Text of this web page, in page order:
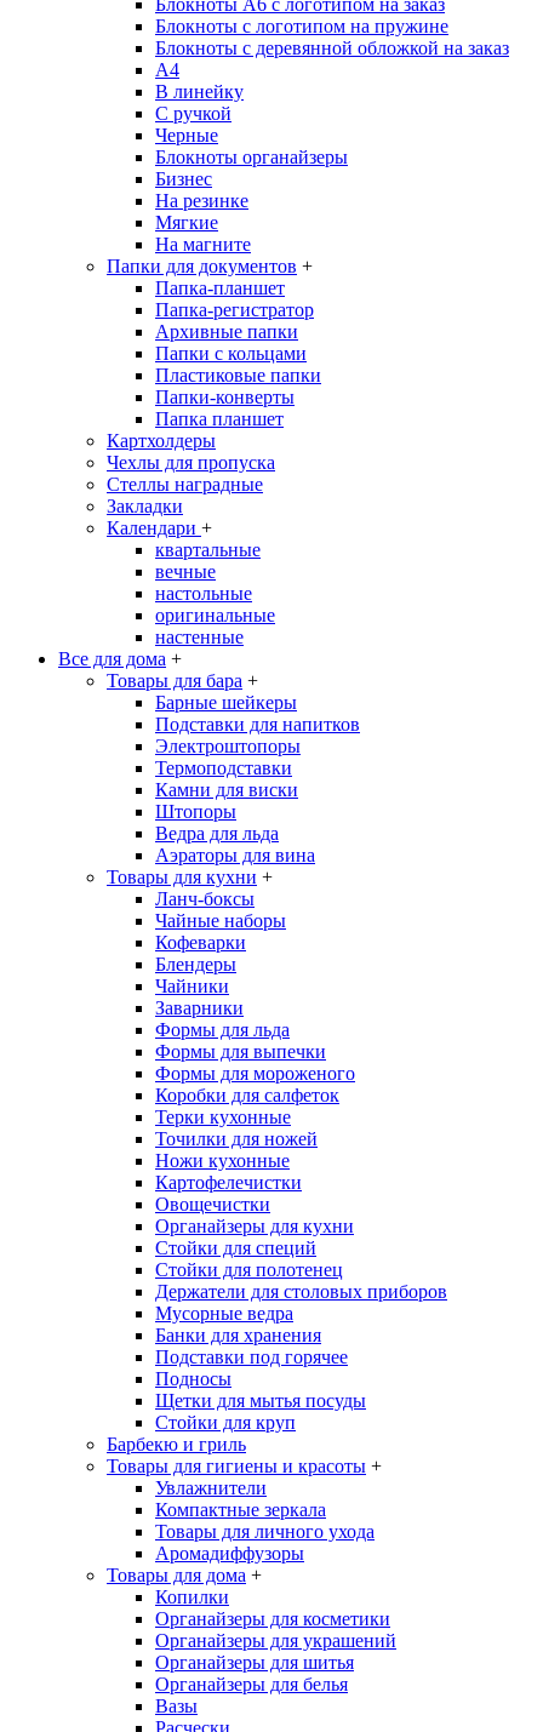
Блокноты А6 с логотипом на заказ
Блокноты с логотипом на пружине
Блокноты с деревянной обложкой на заказ
A4
В линейку
С ручкой
Черные
Блокноты органайзеры
Бизнес
На резинке
Мягкие
На магните
Папки для документов +
Папка-планшет
Папка-регистратор
Архивные папки
Папки с кольцами
Пластиковые папки
Папки-конверты
Папка планшет
Картхолдеры
Чехлы для пропуска
Стеллы наградные
Закладки
Календари +
квартальные
вечные
настольные
оригинальные
настенные
Все для дома +
Товары для бара +
Барные шейкеры
Подставки для напитков
Электроштопоры
Термоподставки
Камни для виски
Штопоры
Ведра для льда
Аэраторы для вина
Товары для кухни +
Ланч-боксы
Чайные наборы
Кофеварки
Блендеры
Чайники
Заварники
Формы для льда
Формы для выпечки
Формы для мороженого
Коробки для салфеток
Терки кухонные
Точилки для ножей
Ножи кухонные
Картофелечистки
Овощечистки
Органайзеры для кухни
Стойки для специй
Стойки для полотенец
Держатели для столовых приборов
Мусорные ведра
Банки для хранения
Подставки под горячее
Подносы
Щетки для мытья посуды
Стойки для круп
Барбекю и гриль
Товары для гигиены и красоты +
Увлажнители
Компактные зеркала
Товары для личного ухода
Аромадиффузоры
Товары для дома +
Копилки
Органайзеры для косметики
Органайзеры для украшений
Органайзеры для шитья
Органайзеры для белья
Вазы
Расчески